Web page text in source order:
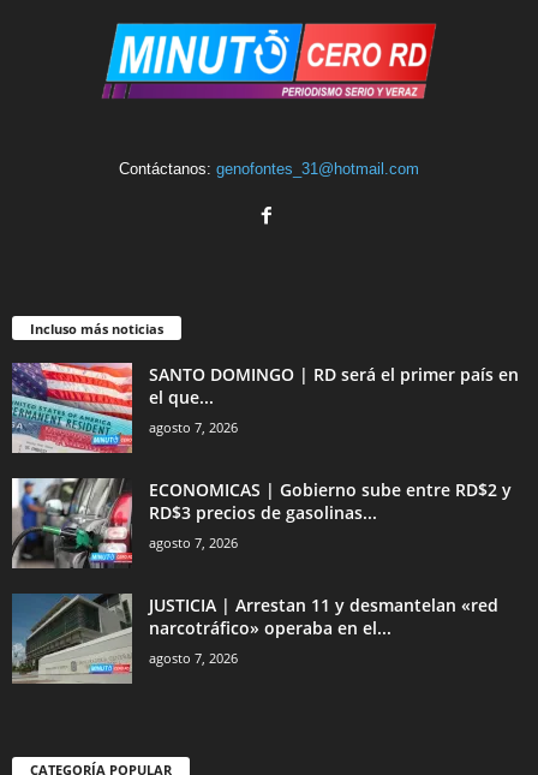
Contáctanos: genofontes_31@hotmail.com
Incluso más noticias
SANTO DOMINGO | RD será el primer país en
el que...
agosto 7, 2026
ECONOMICAS | Gobierno sube entre RD$2 y
RD$3 precios de gasolinas...
agosto 7, 2026
JUSTICIA | Arrestan 11 y desmantelan «red
narcotráfico» operaba en el...
agosto 7, 2026
CATEGORÍA POPULAR